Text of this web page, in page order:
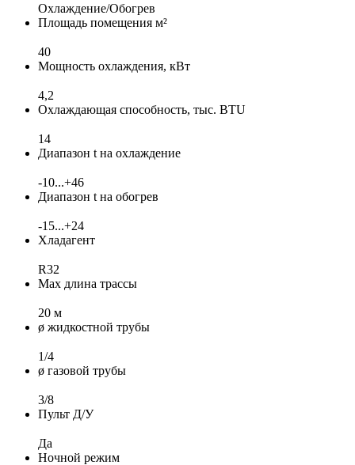
Охлаждение/Обогрев
Площадь помещения м²
40
Мощность охлаждения, кВт
4,2
Охлаждающая способность, тыс. BTU
14
Диапазон t на охлаждение
-10...+46
Диапазон t на обогрев
-15...+24
Хладагент
R32
Max длина трассы
20 м
ø жидкостной трубы
1/4
ø газовой трубы
3/8
Пульт Д/У
Да
Ночной режим